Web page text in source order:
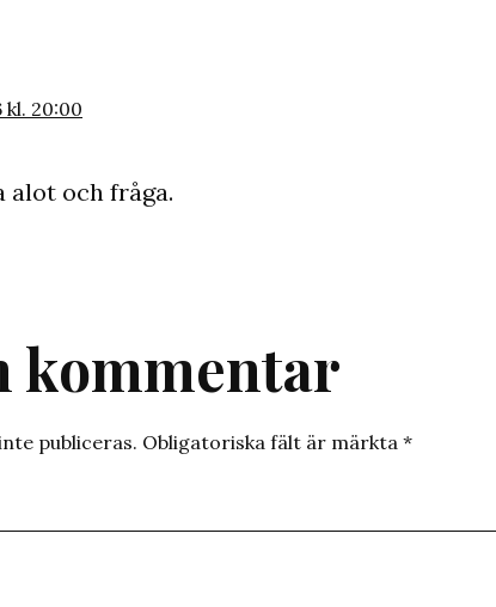
kl. 20:00
alot och fråga.
kommentar
publiceras. Obligatoriska fält är märkta *